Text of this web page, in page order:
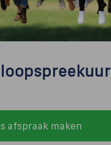
afspraak maken